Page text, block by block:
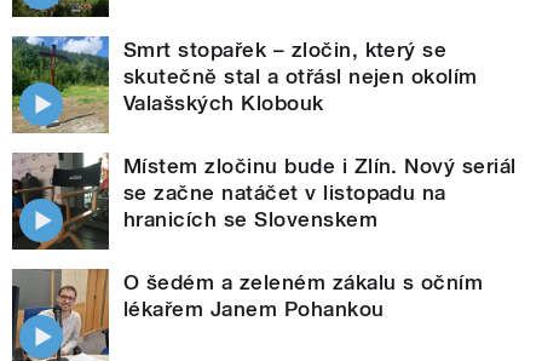
Smrt stopařek – zločin, který se
skutečně stal a otřásl nejen okolím
Valašských Klobouk
Místem zločinu bude i Zlín. Nový seriál
se začne natáčet v listopadu na
hranicích se Slovenskem
O šedém a zeleném zákalu s očním
lékařem Janem Pohankou